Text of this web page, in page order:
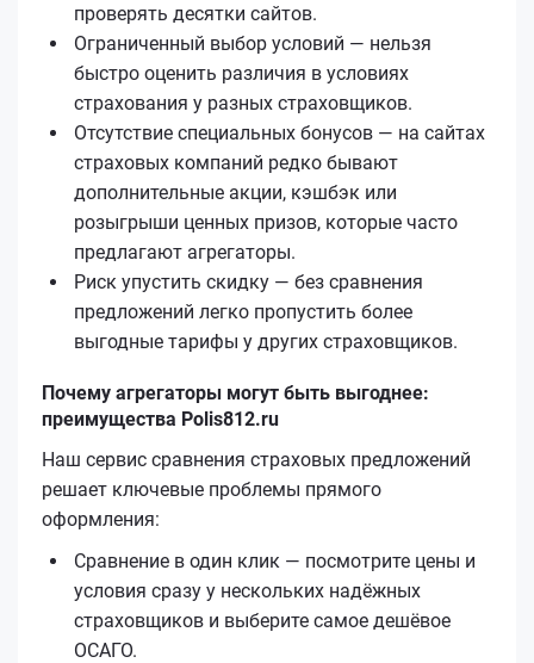
проверять десятки сайтов.
Ограниченный выбор условий — нельзя
быстро оценить различия в условиях
страхования у разных страховщиков.
Отсутствие специальных бонусов — на сайтах
страховых компаний редко бывают
дополнительные акции, кэшбэк или
розыгрыши ценных призов, которые часто
предлагают агрегаторы.
Риск упустить скидку — без сравнения
предложений легко пропустить более
выгодные тарифы у других страховщиков.
Почему агрегаторы могут быть выгоднее:
преимущества Polis812.ru
Наш сервис сравнения страховых предложений
решает ключевые проблемы прямого
оформления:
Сравнение в один клик — посмотрите цены и
условия сразу у нескольких надёжных
страховщиков и выберите самое дешёвое
ОСАГО.